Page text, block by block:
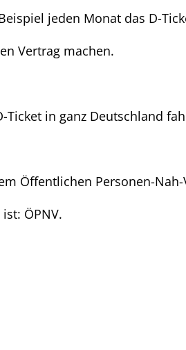
jeden Monat das D-
Vertrag machen.
Ticket in ganz Deutschland
Öffentlichen Personen-
ÖPNV.